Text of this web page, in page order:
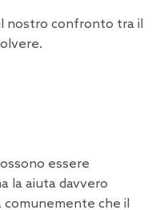
nostro confronto tra il
.
essere
la aiuta davvero
che il